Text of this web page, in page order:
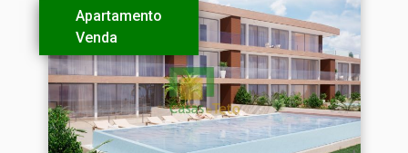
Apartamento
Venda